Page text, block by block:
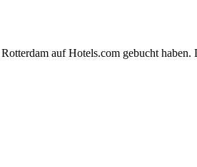
auf Hotels.com gebucht haben.